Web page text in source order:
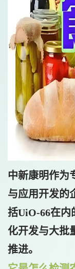
中新康明作为
与应用开发的
括UiO-66在内
化开发与大批
推进。